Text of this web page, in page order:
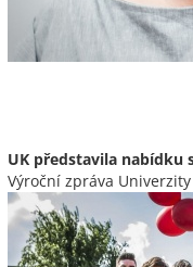
UK představila nabídku
Výroční zpráva